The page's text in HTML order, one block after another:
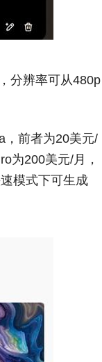
分辨率可从480p
，前者为20美元/
为200美元/月，
模式下可生成